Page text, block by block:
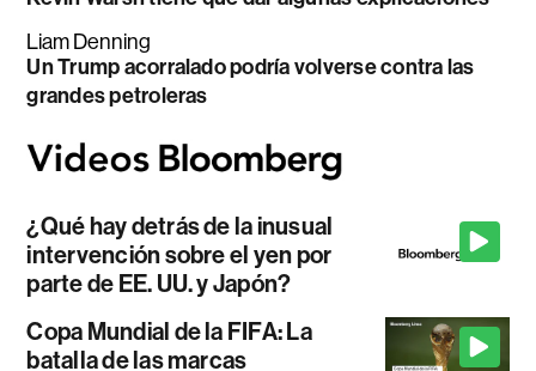
Liam Denning
Un Trump acorralado podría volverse contra las
grandes petroleras
¿Qué hay detrás de la inusual
intervención sobre el yen por
parte de EE. UU. y Japón?
Copa Mundial de la FIFA: La
batalla de las marcas